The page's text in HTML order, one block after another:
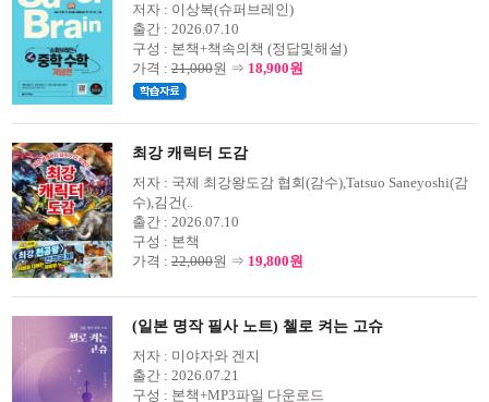
저자 : 이상복(슈퍼브레인)
출간 : 2026.07.10
구성 : 본책+책속의책 (정답및해설)
가격 : 21,000원 ⇒ 18,900원
최강 캐릭터 도감
저자 : 국제 최강왕도감 협회(감수),Tatsuo Saneyoshi(감
수),김건(..
출간 : 2026.07.10
구성 : 본책
가격 : 22,000원 ⇒ 19,800원
(일본 명작 필사 노트) 첼로 켜는 고슈
저자 : 미야자와 겐지
출간 : 2026.07.21
구성 : 본책+MP3파일 다운로드